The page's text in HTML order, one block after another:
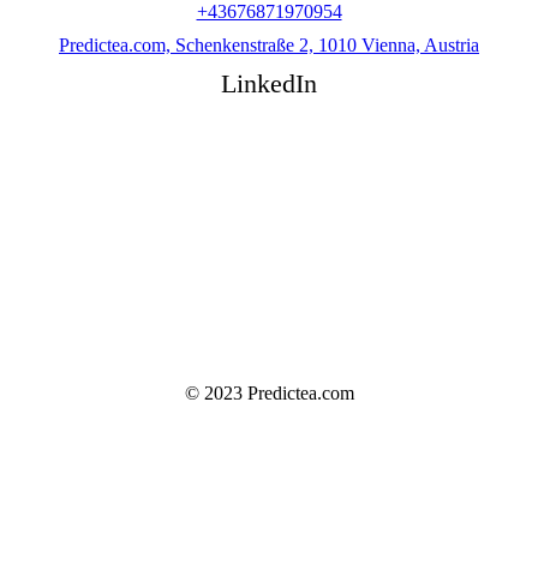
+43676871970954
Predictea.com, Schenkenstraße 2, 1010 Vienna, Austria
LinkedIn
© 2023 Predictea.com